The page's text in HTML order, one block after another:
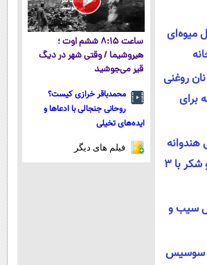
میوه‌ای
روغنی
برای
هندوانه
رژیمی بدون شیر و شکر با ۳
سیب و
سوسیس
ساعت ۸:۱۵ ششم اوت ؛
هیروشیما / وقتی شهر در دیگ
قیر می‌جوشید
محمدباقر خرازی کیست؟
روحانی جنجالی با ادعاها و
ایده‌های تخیلی
فیلم های دیگر